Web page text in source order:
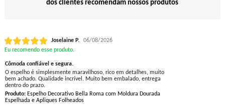
dos clientes recomendam nossos produtos
Joselaine P.
06/08/2026
Eu recomendo esse produto.
Cômoda confiável e segura.
O espelho é simplesmente maravilhoso, rico em detalhes, muito
bem achado. Qualidade incrível. Muito bem embalado, entrega
dentro do prazo.
Produto:Espelho Decorativo Bella Roma com Moldura Dourada
Espelhada e Apliques Folheados